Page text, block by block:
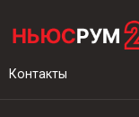
Контакты